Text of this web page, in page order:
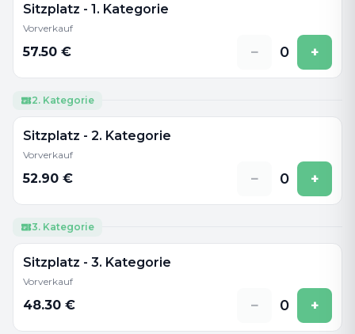
Sitzplatz - 1. Kategorie
Vorverkauf
57.50 € − 0 +
2. Kategorie
Sitzplatz - 2. Kategorie
Vorverkauf
52.90 € − 0 +
3. Kategorie
Sitzplatz - 3. Kategorie
Vorverkauf
48.30 € − 0 +